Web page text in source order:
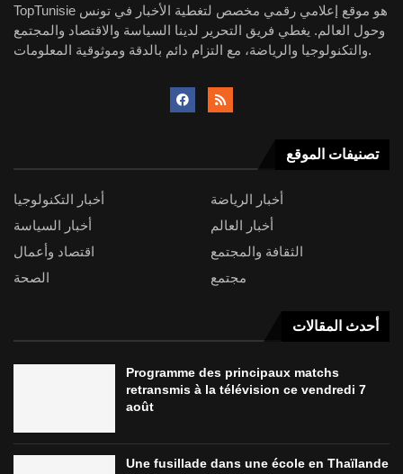
TopTunisie هو موقع إعلامي رقمي مخصص لتغطية الأخبار في تونس
وحول العالم. يغطي فريق التحرير لدينا السياسة والاقتصاد والمجتمع
والتكنولوجيا والرياضة، مع التزام دائم بالدقة وموثوقية المعلومات.
تصنيفات الموقع
أخبار التكنولوجيا
أخبار الرياضة
أخبار السياسة
أخبار العالم
اقتصاد وأعمال
الثقافة والمجتمع
الصحة
مجتمع
أحدث المقالات
Programme des principaux matchs
retransmis à la télévision ce vendredi 7
août
Une fusillade dans une école en Thaïlande